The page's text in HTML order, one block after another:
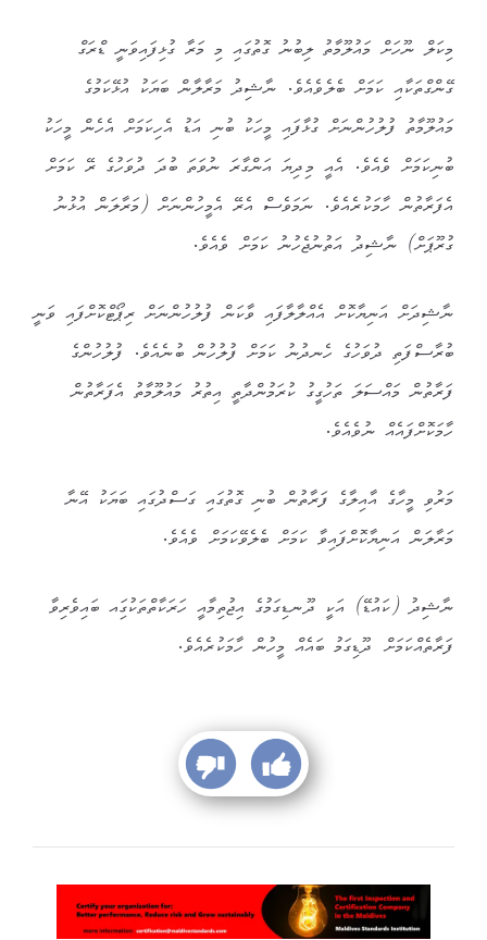
މިކަލް ނޫހަށް މައުލޫމާތު ލިބުނު ގޮތުގައި މި މަރާ ގުޅިފައިވަނީ ޑްރަގް
ގޭންގްތަކާއި ކަމަށް ބެލެވެއެވެ. ނާޝިދު މަރާލާން ބަޔަކު އުޅޭކަމުގެ
މައުލޫމާތު ފުލުހުންނަށް ގުޅާފައި މީހަކު ބުނި އަޑު އެހިކަމަށް އެހެން މީހަކު
ބުނިކަމަށް ވެއެވެ. އެއީ މިދިޔަ އަންގާރަ ނުވަތަ ބުދަ ދުވަހުގެ ރޭ ކަމަށް
އެފަރާތުން ހާމަކުރެއެވެ. ނަމަވެސް އެރޭ އެމީހުންނަށް (މަރާލަން އުޅުނު
ގުރޫޕަށް) ނާޝިދު އަތުނުޖެހުނު ކަމަށް ވެއެވެ.
ނާޝިދަށް އަނިޔާކޮށް އެއްލާލާފައި ވާކަން ފުލުހުންނަށް ރިޕޯޓްކޮށްފައި ވަނީ
ބުރާސްފަތި ދުވަހުގެ ހެނދުނު ކަމަށް ފުލުހުން ބުނެއެވެ. ފުލުހުންގެ
ފަރާތުން މައްސަލަ ތަހުގީގު ކުރަމުންދާތީ އިތުރު މައުލޫމާތު އެފަރާތުން
ހާމަކޮށްފައެއް ނުވެއެވެ.
މަރުވި މީހާގެ އާއިލާގެ ފަރާތުން ބުނި ގޮތުގައި ގަސްދުގައި ބަޔަކު އޭނާ
މަރާލަން އަނިޔާކޮށްފައިވާ ކަމަށް ބެލެވޭކަމަށް ވެއެވެ.
ނާޝިދު (ކައުޑޭ) އަކީ ދޫނޑިގަމުގެ އިޖުތިމާއީ ހަރަކާތްތަކުގަިއ ބައިވެރިވާ
ފަރާތެއްކަމަށް ދޫޑިގަމު ބައެއް މީހުން ހާމަކުރެއެވެ.